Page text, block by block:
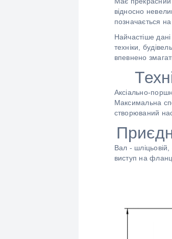
відносно
позначається
Найчастіше
техніки,
впевнено
Аксіально-
Максимальна
створюваний
Вал -
виступ на